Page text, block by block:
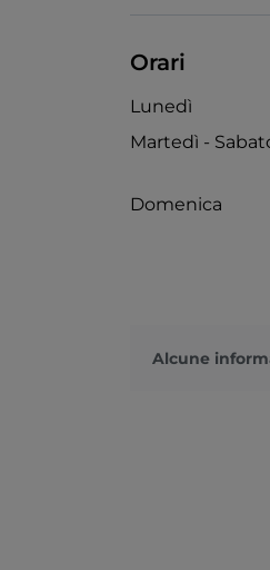
Orari
Lunedì
Martedì -
Domenica
Alcune